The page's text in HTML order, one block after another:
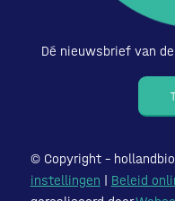
Dé nieuwsbrief van
© Copyright – hollandbio
instellingen
Beleid